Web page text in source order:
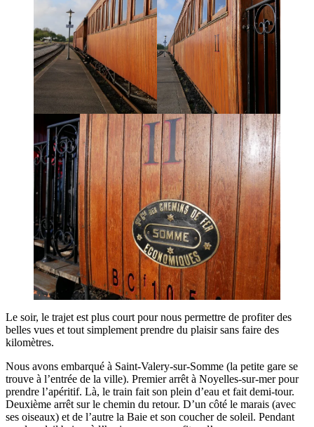
Le soir, le trajet est plus court pour nous permettre de profiter des
belles vues et tout simplement prendre du plaisir sans faire des
kilomètres.
Nous avons embarqué à Saint-Valery-sur-Somme (la petite gare se
trouve à l’entrée de la ville). Premier arrêt à Noyelles-sur-mer pour
prendre l’apéritif. Là, le train fait son plein d’eau et fait demi-tour.
Deuxième arrêt sur le chemin du retour. D’un côté le marais (avec
ses oiseaux) et de l’autre la Baie et son coucher de soleil. Pendant